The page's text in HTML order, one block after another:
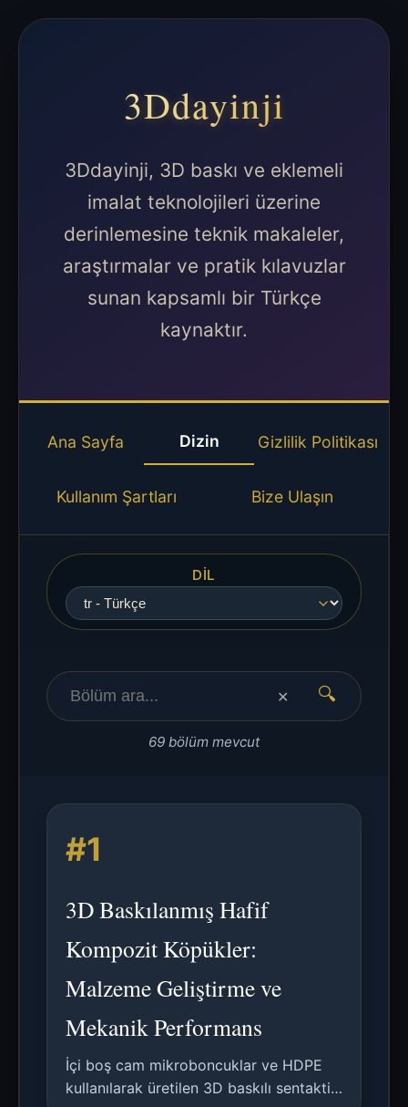
3Ddayinji
3Ddayinji, 3D baskı ve eklemeli
imalat teknolojileri üzerine
derinlemesine teknik makaleler,
araştırmalar ve pratik kılavuzlar
sunan kapsamlı bir Türkçe
kaynaktır.
Ana Sayfa Dizin Gizlilik Politikası
Kullanım Şartları Bize Ulaşın
DIL
🔍
✕
69 bölüm mevcut
#1
3D Baskılanmış Hafif
Kompozit Köpükler:
Malzeme Geliştirme ve
Mekanik Performans
İçi boş cam mikroboncuklar ve HDPE
kullanılarak üretilen 3D baskılı sentaktik